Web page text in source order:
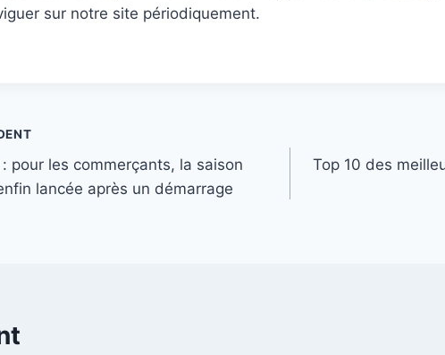
sur notre site périodiquement.
: pour les commerçants, la saison
lancée après un démarrage
Top 10 des